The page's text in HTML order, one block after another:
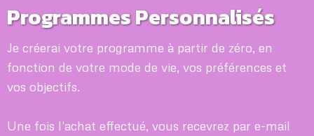
Programmes Personnalisés
Je créerai votre programme à partir de zéro, en
fonction de votre mode de vie, vos préférences et
vos objectifs.
Une fois l'achat effectué, vous recevrez par e-mail